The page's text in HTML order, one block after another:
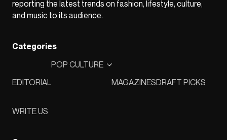
reporting the latest trends on fashion, lifestyle, culture,
and music to its audience.
Categories
EDITORIAL
POP CULTURE
MAGAZINESDRAFT PICKS
WRITE US